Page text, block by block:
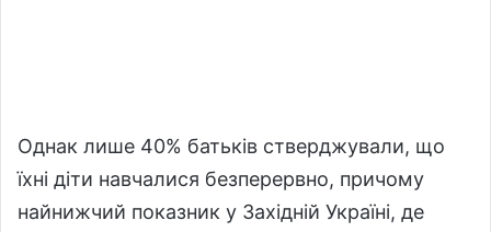
Однак лише 40% батьків стверджували, що
їхні діти навчалися безперервно, причому
найнижчий показник у Західній Україні, де